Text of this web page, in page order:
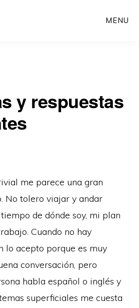
MENU
y respuestas
me parece una gran
No tolero viajar y andar
de dónde soy, mi plan
Cuando no hay
lo acepto porque es muy
conversación, pero
habla español o inglés y
superficiales me cuesta